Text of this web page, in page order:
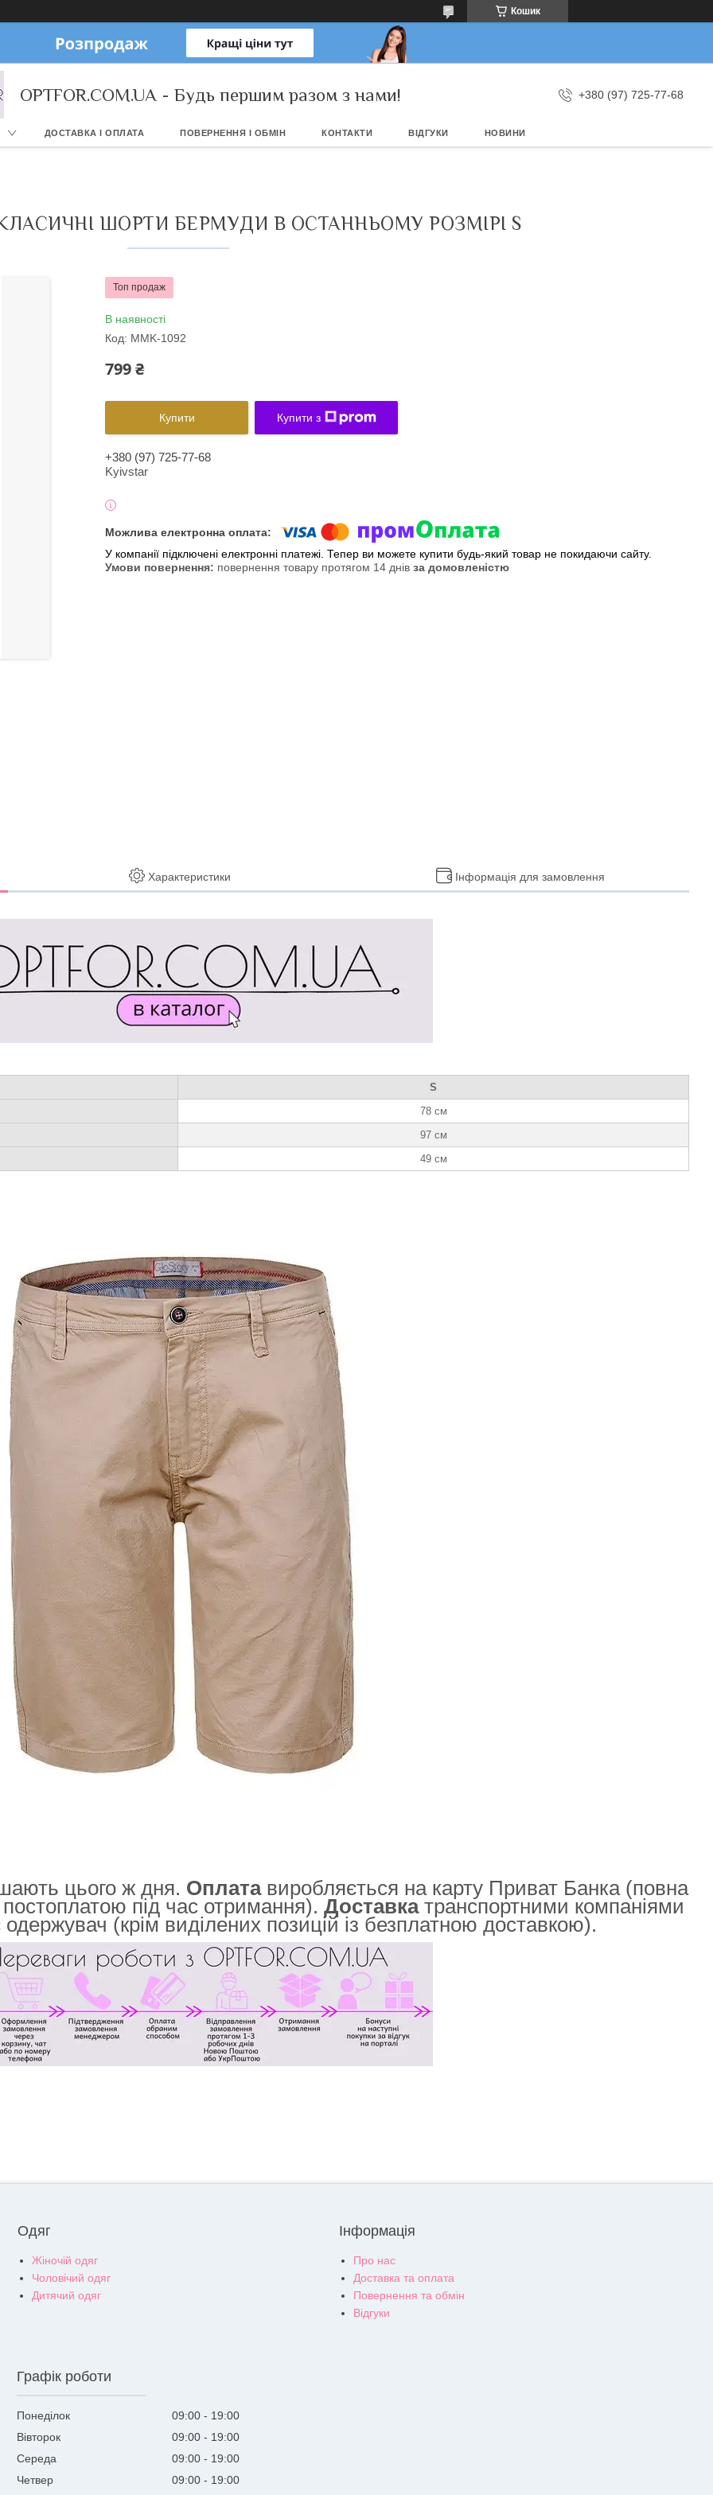
Кошик
OPTFOR.COM.UA - Будь першим разом з нами! +380 (97) 725-77-68
ДОСТАВКА І ОПЛАТА ПОВЕРНЕННЯ І ОБМІН КОНТАКТИ ВІДГУКИ НОВИНИ
КЛАСИЧНІ ШОРТИ БЕРМУДИ В ОСТАННЬОМУ РОЗМІРІ S
Топ продаж
В наявності
Код: MMK-1092
799 ₴
Купити Купити з
+380 (97) 725-77-68
Kyivstar
У компанії підключені електронні платежі. Тепер ви можете купити будь-який товар не покидаючи сайту.
повернення товару протягом 14 днів за домовленістю
Характеристики Інформація для замовлення
S
78 см
97 см
49 см
цього ж дня. Оплатавиробляється на карту Приват Банка (повна
під час отримання). Доставкатранспортними компаніями
(крім виділених позицій із безплатною доставкою).
Одяг
Жіночій одяг
Чоловічий одяг
Дитячий одяг
Інформація
Про нас
Доставка та оплата
Повернення та обмін
Відгуки
Графік роботи
Понеділок 09:00
19:00
Вівторок
09:00
19:00
Середа
09:00
19:00
Четвер
09:00 19:00